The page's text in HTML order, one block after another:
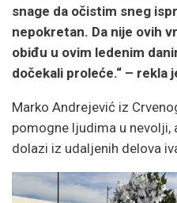
snage da očistim sneg
nepokretan. Da nije ovih
obiđu u ovim ledenim
dočekali proleće.“ – rekla
Marko Andrejević iz
pomogne ljudima u nevolji,
dolazi iz udaljenih delova